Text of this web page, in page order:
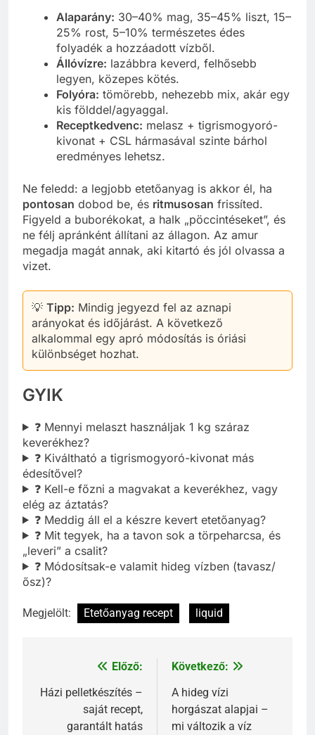
Alaparány: 30–40% mag, 35–45% liszt, 15–
25% rost, 5–10% természetes édes
folyadék a hozzáadott vízből.
Állóvízre: lazábbra keverd, felhősebb
legyen, közepes kötés.
Folyóra: tömörebb, nehezebb mix, akár egy
kis földdel/agyaggal.
Receptkedvenc: melasz + tigrismogyoró-
kivonat + CSL hármasával szinte bárhol
eredményes lehetsz.
Ne feledd: a legjobb etetőanyag is akkor él, ha
pontosan dobod be, és ritmusosan frissíted.
Figyeld a buborékokat, a halk „pöccintéseket”, és
ne félj apránként állítani az állagon. Az amur
megadja magát annak, aki kitartó és jól olvassa a
vizet.
💡 Tipp: Mindig jegyezd fel az aznapi
arányokat és időjárást. A következő
alkalommal egy apró módosítás is óriási
különbséget hozhat.
GYIK
❓ Mennyi melaszt használjak 1 kg száraz
keverékhez?
❓ Kiváltható a tigrismogyoró-kivonat más
édesítővel?
❓ Kell-e főzni a magvakat a keverékhez, vagy
elég az áztatás?
❓ Meddig áll el a készre kevert etetőanyag?
❓ Mit tegyek, ha a tavon sok a törpeharcsa, és
„leveri” a csalit?
❓ Módosítsak-e valamit hideg vízben (tavasz/
ősz)?
Megjelölt: Etetőanyag recept liquid
Bejegyzés
navigáció
Előző:
Házi pelletkészítés –
saját recept,
garantált hatás
Következő:
A hideg vízi
horgászat alapjai –
mi változik a víz